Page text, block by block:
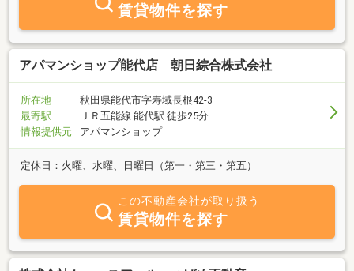
賃貸物件を探す
アパマンショップ能代店 朝日綜合株式会社
所在地
秋田県能代市字寿域長根42-3
最寄駅
ＪＲ五能線 能代駅 徒歩25分
情報提供元
アパマンショップ
定休日：火曜、水曜、日曜日（第一・第三・第五）
この不動産会社が取り扱う
賃貸物件を探す